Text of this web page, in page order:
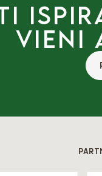
Vieni